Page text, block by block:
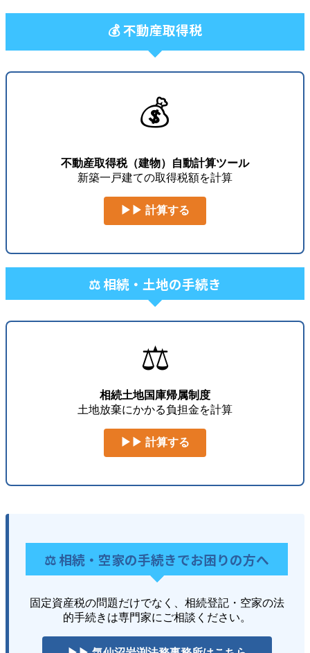
💰 不動産取得税
💰
不動産取得税（建物）自動計算ツール
新築一戸建ての取得税額を計算
▶▶ 計算する
⚖️ 相続・土地の手続き
⚖️
相続土地国庫帰属制度
土地放棄にかかる負担金を計算
▶▶ 計算する
⚖️ 相続・空家の手続きでお困りの方へ
固定資産税の問題だけでなく、相続登記・空家の法
的手続きは専門家にご相談ください。